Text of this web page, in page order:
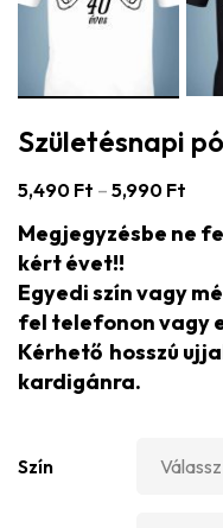
Születésnapi
5,490 Ft – 5,990 Ft
Megjegyzésbe ne
kért évet!!
Egyedi szín vagy
fel telefonon vagy
Kérhető hosszú
kardigánra.
Szín